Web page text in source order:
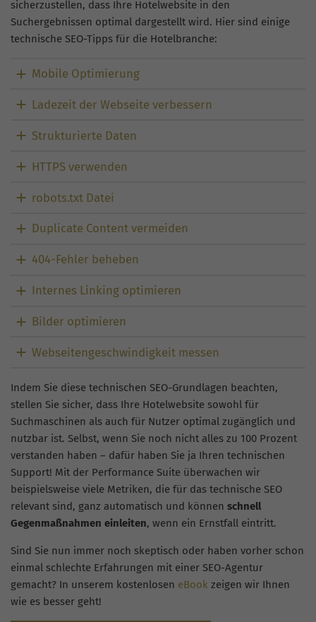
sicherzustellen, dass Ihre Hotelwebsite in den
Suchergebnissen optimal dargestellt wird. Hier sind einige
technische SEO-Tipps für die Hotelbranche:
Mobile Optimierung
Ladezeit der Webseite verbessern
Strukturierte Daten
HTTPS verwenden
robots.txt Datei
Duplicate Content vermeiden
404-Fehler beheben
Internes Linking optimieren
Bilder optimieren
Webseitengeschwindigkeit messen
Indem Sie diese technischen SEO-Grundlagen beachten,
stellen Sie sicher, dass Ihre Hotelwebsite sowohl für
Suchmaschinen als auch für Nutzer optimal zugänglich und
nutzbar ist. Selbst, wenn Sie noch nicht alles zu 100 Prozent
verstanden haben – dafür haben Sie ja Ihren technischen
Support! Mit der Performance Suite überwachen wir
beispielsweise viele Metriken, die für das technische SEO
relevant sind, ganz automatisch und können schnell
Gegenmaßnahmen einleiten, wenn ein Ernstfall eintritt.
Sind Sie nun immer noch skeptisch oder haben vorher schon
einmal schlechte Erfahrungen mit einer SEO-Agentur
gemacht? In unserem kostenlosen eBook zeigen wir Ihnen
wie es besser geht!